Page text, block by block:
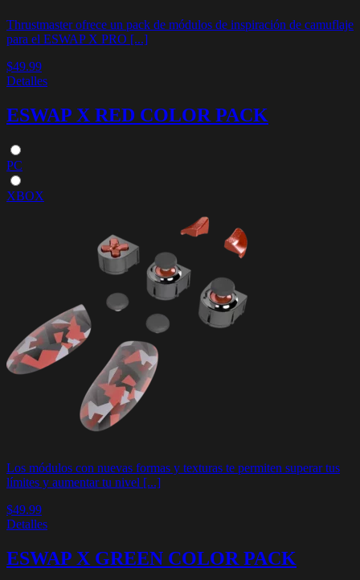
Thrustmaster ofrece un pack de módulos de inspiración de camuflaje
para el ESWAP X PRO [...]
$49.99
Detalles
ESWAP X RED COLOR PACK
PC
XBOX
Los módulos con nuevas formas y texturas te permiten superar tus
límites y aumentar tu nivel [...]
$49.99
Detalles
ESWAP X GREEN COLOR PACK